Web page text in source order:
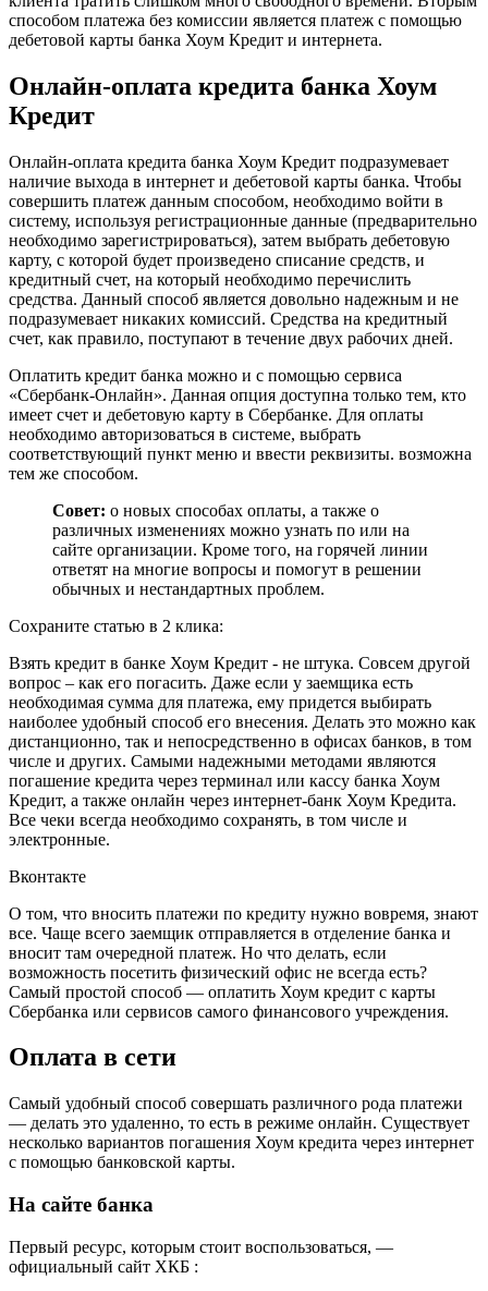
способом платежа без комиссии является платеж с помощью
дебетовой карты банка Хоум Кредит и интернета.
Онлайн-оплата кредита банка Хоум
Кредит
Онлайн-оплата кредита банка Хоум Кредит подразумевает
наличие выхода в интернет и дебетовой карты банка. Чтобы
совершить платеж данным способом, необходимо войти в
систему, используя регистрационные данные (предварительно
необходимо зарегистрироваться), затем выбрать дебетовую
карту, с которой будет произведено списание средств, и
кредитный счет, на который необходимо перечислить
средства. Данный способ является довольно надежным и не
подразумевает никаких комиссий. Средства на кредитный
счет, как правило, поступают в течение двух рабочих дней.
Оплатить кредит банка можно и с помощью сервиса
«Сбербанк-Онлайн». Данная опция доступна только тем, кто
имеет счет и дебетовую карту в Сбербанке. Для оплаты
необходимо авторизоваться в системе, выбрать
соответствующий пункт меню и ввести реквизиты. возможна
тем же способом.
Совет: о новых способах оплаты, а также о
различных изменениях можно узнать по или на
сайте организации. Кроме того, на горячей линии
ответят на многие вопросы и помогут в решении
обычных и нестандартных проблем.
Сохраните статью в 2 клика:
Взять кредит в банке Хоум Кредит - не штука. Совсем другой
вопрос – как его погасить. Даже если у заемщика есть
необходимая сумма для платежа, ему придется выбирать
наиболее удобный способ его внесения. Делать это можно как
дистанционно, так и непосредственно в офисах банков, в том
числе и других. Самыми надежными методами являются
погашение кредита через терминал или кассу банка Хоум
Кредит, а также онлайн через интернет-банк Хоум Кредита.
Все чеки всегда необходимо сохранять, в том числе и
электронные.
Вконтакте
О том, что вносить платежи по кредиту нужно вовремя, знают
все. Чаще всего заемщик отправляется в отделение банка и
вносит там очередной платеж. Но что делать, если
возможность посетить физический офис не всегда есть?
Самый простой способ — оплатить Хоум кредит с карты
Сбербанка или сервисов самого финансового учреждения.
Оплата в сети
Самый удобный способ совершать различного рода платежи
— делать это удаленно, то есть в режиме онлайн. Существует
несколько вариантов погашения Хоум кредита через интернет
с помощью банковской карты.
На сайте банка
Первый ресурс, которым стоит воспользоваться, —
официальный сайт ХКБ :